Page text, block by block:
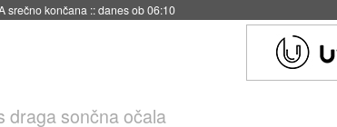
srečno končana ::danes ob 06:10
draga sončna očala